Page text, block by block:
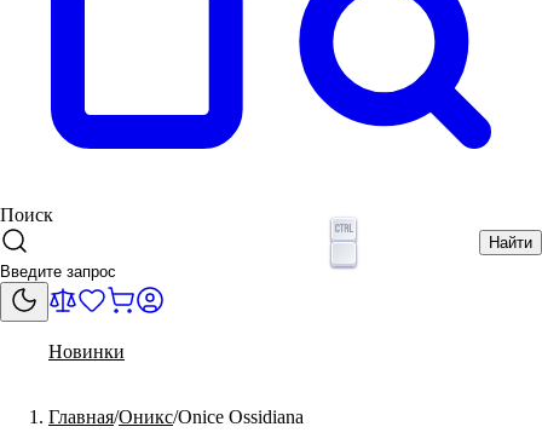
Поиск
Найти
Новинки
Главная Оникс Onice Ossidiana